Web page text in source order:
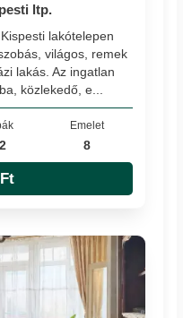
ltp.
lakótelepen
világos, remek
lakás. Az ingatlan
közlekedő, e...
Emelet
8